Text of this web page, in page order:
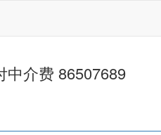
中介费 86507689